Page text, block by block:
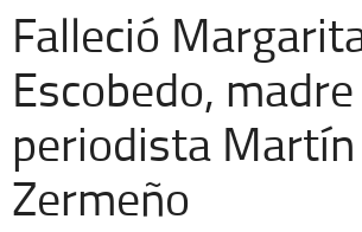
Cronos
Economía
Espectáculos
Deportes
Extra +
Falleció
Escobedo,
periodista Martín
Zermeño